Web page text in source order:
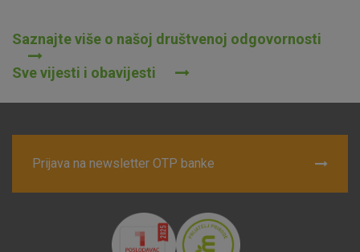
Saznajte više o našoj društvenoj odgovornosti
Sve vijesti i obavijesti
Prijava na newsletter OTP banke